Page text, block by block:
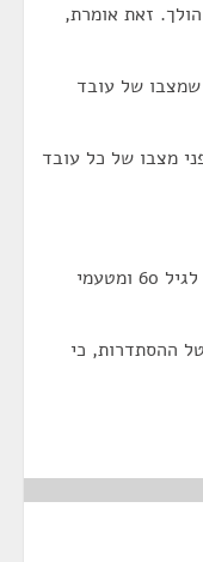
זאת אומרת,
שמצבו של עובד
מצבו של כל עובד
אנחנו חושבים שהקביעה שרק מי שהגיע לגיל 60 ומטעמי
ההסתדרות, כי